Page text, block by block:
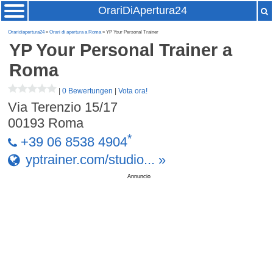
OrariDiApertura24
Oraridiapertura24»Orari di apertura a Roma» YP Your Personal Trainer
YP Your Personal Trainer a
Roma
|0 Bewertungen |Vota ora!
Via Terenzio 15/17
00193 Roma
+39 06 8538 4904*
yptrainer.com/studio... »
Annuncio